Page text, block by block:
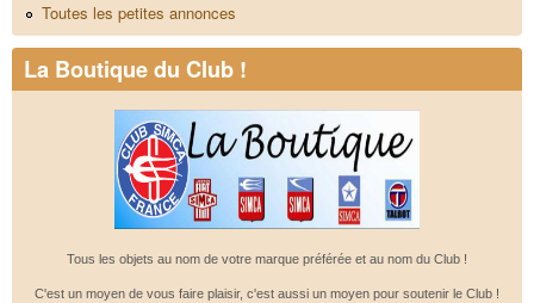
Toutes les petites annonces
La Boutique du Club !
Tous les objets au nom de votre marque préférée et au nom du Club !
C'est un moyen de vous faire plaisir, c'est aussi un moyen pour soutenir le Club !